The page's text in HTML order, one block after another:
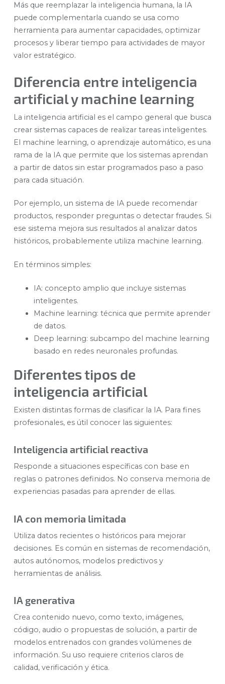
Más que reemplazar la inteligencia humana, la IA
puede complementarla cuando se usa como
herramienta para aumentar capacidades, optimizar
procesos y liberar tiempo para actividades de mayor
valor estratégico.
Diferencia entre inteligencia
artificial y machine learning
La inteligencia artificial es el campo general que busca
crear sistemas capaces de realizar tareas inteligentes.
El machine learning, o aprendizaje automático, es una
rama de la IA que permite que los sistemas aprendan
a partir de datos sin estar programados paso a paso
para cada situación.
Por ejemplo, un sistema de IA puede recomendar
productos, responder preguntas o detectar fraudes. Si
ese sistema mejora sus resultados al analizar datos
históricos, probablemente utiliza machine learning.
En términos simples:
IA: concepto amplio que incluye sistemas
inteligentes.
Machine learning: técnica que permite aprender
de datos.
Deep learning: subcampo del machine learning
basado en redes neuronales profundas.
Diferentes tipos de
inteligencia artificial
Existen distintas formas de clasificar la IA. Para fines
profesionales, es útil conocer las siguientes:
Inteligencia artificial reactiva
Responde a situaciones específicas con base en
reglas o patrones definidos. No conserva memoria de
experiencias pasadas para aprender de ellas.
IA con memoria limitada
Utiliza datos recientes o históricos para mejorar
decisiones. Es común en sistemas de recomendación,
autos autónomos, modelos predictivos y
herramientas de análisis.
IA generativa
Crea contenido nuevo, como texto, imágenes,
código, audio o propuestas de solución, a partir de
modelos entrenados con grandes volúmenes de
información. Su uso requiere criterios claros de
calidad, verificación y ética.